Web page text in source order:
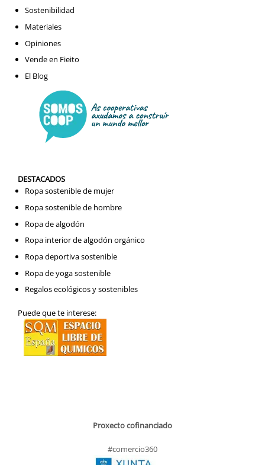
Sostenibilidad
Materiales
Opiniones
Vende en Fieito
El Blog
DESTACADOS
Ropa sostenible de mujer
Ropa sostenible de hombre
Ropa de algodón
Ropa interior de algodón orgánico
Ropa deportiva sostenible
Ropa de yoga sostenible
Regalos ecológicos y sostenibles
Puede que te interese:
Proxecto cofinanciado
#comercio360